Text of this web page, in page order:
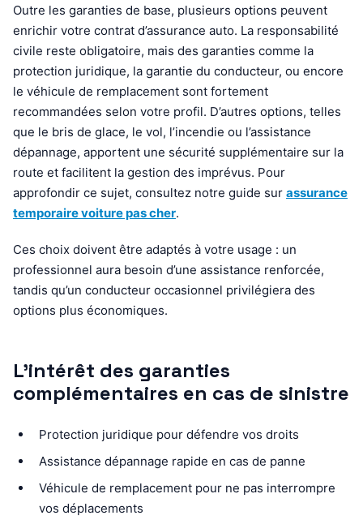
Outre les garanties de base, plusieurs options peuvent
enrichir votre contrat d’assurance auto. La responsabilité
civile reste obligatoire, mais des garanties comme la
protection juridique, la garantie du conducteur, ou encore
le véhicule de remplacement sont fortement
recommandées selon votre profil. D’autres options, telles
que le bris de glace, le vol, l’incendie ou l’assistance
dépannage, apportent une sécurité supplémentaire sur la
route et facilitent la gestion des imprévus. Pour
approfondir ce sujet, consultez notre guide sur assurance
temporaire voiture pas cher.
Ces choix doivent être adaptés à votre usage : un
professionnel aura besoin d’une assistance renforcée,
tandis qu’un conducteur occasionnel privilégiera des
options plus économiques.
L’intérêt des garanties
complémentaires en cas de sinistre
Protection juridique pour défendre vos droits
Assistance dépannage rapide en cas de panne
Véhicule de remplacement pour ne pas interrompre
vos déplacements